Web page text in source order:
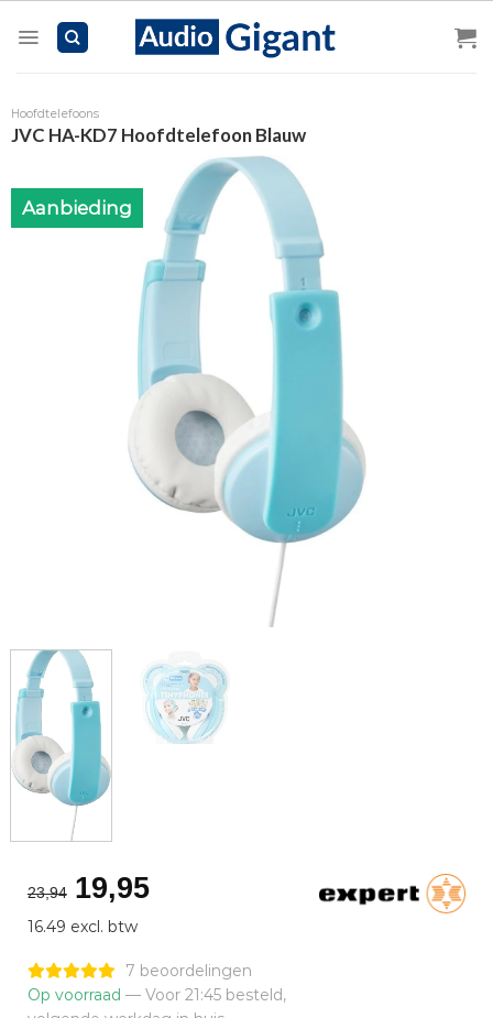
Hoofdtelefoons
JVC HA-KD7 Hoofdtelefoon Blauw
Aanbieding
23,94 Oorspronkelijke
prijs
was:
€23,94.
19,95Huidige
€19,95.
16.49 excl. btw
7 beoordelingen
Op voorraad — Voor 21:45 besteld,